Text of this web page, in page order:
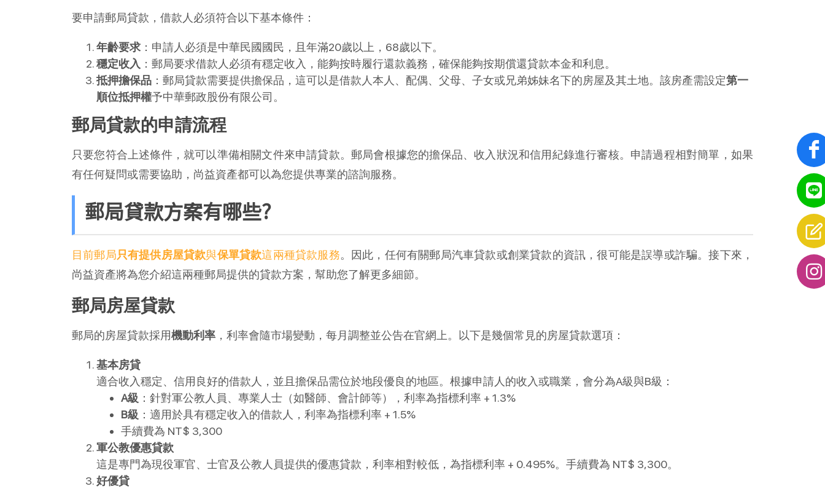
要申請郵局貸款，借款人必須符合以下基本條件：
年齡要求 ：申請人必須是中華民國國民，且年滿20歲以上，68歲以下。
穩定收入 ：郵局要求借款人必須有穩定收入，能夠按時履行還款義務，確保能夠按期償還貸款本金和利息。
抵押擔保品 ：郵局貸款需要提供擔保品，這可以是借款人本人、配偶、父母、子女或兄弟姊妹名下的房屋及其土地。該房產需設定第一
順位抵押權予中華郵政股份有限公司。
郵局貸款的申請流程
只要您符合上述條件，就可以準備相關文件來申請貸款。郵局會根據您的擔保品、收入狀況和信用紀錄進行審核。申請過程相對簡單，如果
有任何疑問或需要協助，尚益資產都可以為您提供專業的諮詢服務。
郵局貸款方案有哪些?
目前郵局只有提供房屋貸款與保單貸款這兩種貸款服務。因此，任何有關郵局汽車貸款或創業貸款的資訊，很可能是誤導或詐騙。接下來，
尚益資產將為您介紹這兩種郵局提供的貸款方案，幫助您了解更多細節。
郵局房屋貸款
郵局的房屋貸款採用機動利率 ，利率會隨市場變動，每月調整並公告在官網上。以下是幾個常見的房屋貸款選項：
基本房貸
適合收入穩定、信用良好的借款人，並且擔保品需位於地段優良的地區。根據申請人的收入或職業，會分為A級與B級：
A級 ：針對軍公教人員、專業人士（如醫師、會計師等），利率為指標利率 + 1.3%
B級 ：適用於具有穩定收入的借款人，利率為指標利率 + 1.5%
手續費為 NT$ 3,300
軍公教優惠貸款
這是專門為現役軍官、士官及公教人員提供的優惠貸款，利率相對較低，為指標利率 + 0.495%。手續費為 NT$ 3,300。
好優貸